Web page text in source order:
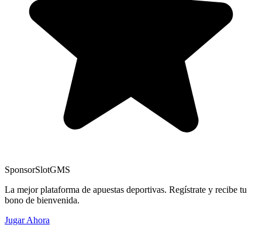
SponsorSlotGMS
La mejor plataforma de apuestas deportivas. Regístrate y recibe tu
bono de bienvenida.
Jugar Ahora